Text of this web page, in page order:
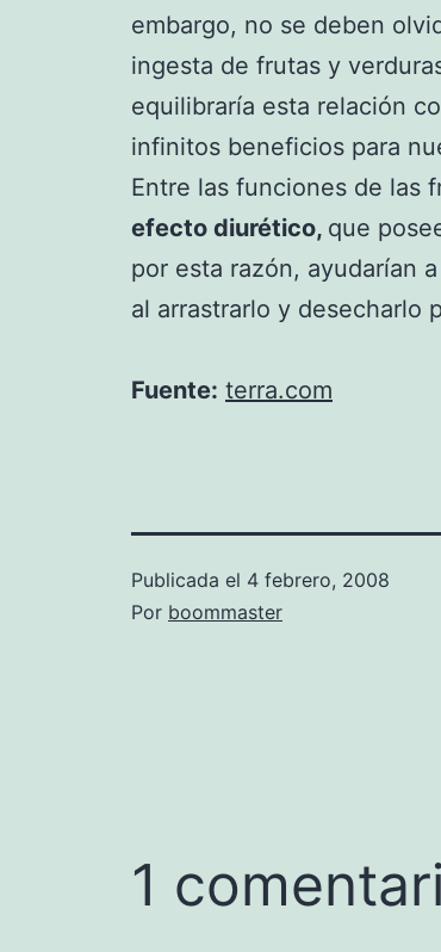
embargo, no se deben
ingesta de frutas y
equilibraría esta relación
infinitos beneficios para
Entre las funciones de las
efecto diurético, que
por esta razón, ayudarían
al arrastrarlo y desecharlo
Fuente: terra.com
Publicada el 4 febrero, 2008
Por boommaster
1